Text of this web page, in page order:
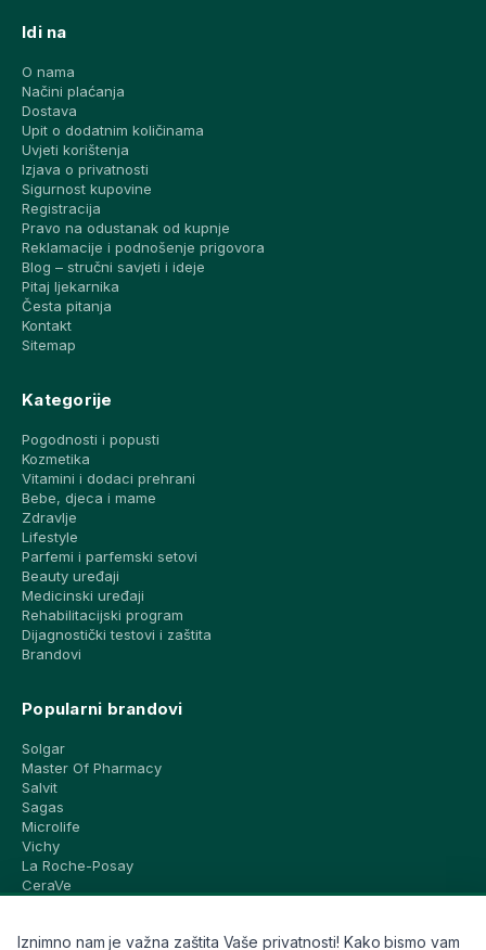
Idi na
O nama
Načini plaćanja
Dostava
Upit o dodatnim količinama
Uvjeti korištenja
Izjava o privatnosti
Sigurnost kupovine
Registracija
Pravo na odustanak od kupnje
Reklamacije i podnošenje prigovora
Blog – stručni savjeti i ideje
Pitaj ljekarnika
Česta pitanja
Kontakt
Sitemap
Kategorije
Pogodnosti i popusti
Kozmetika
Vitamini i dodaci prehrani
Bebe, djeca i mame
Zdravlje
Lifestyle
Parfemi i parfemski setovi
Beauty uređaji
Medicinski uređaji
Rehabilitacijski program
Dijagnostički testovi i zaštita
Brandovi
Popularni brandovi
Solgar
Master Of Pharmacy
Salvit
Sagas
Microlife
Vichy
La Roche-Posay
CeraVe
Bioderma
Iznimno nam je važna zaštita Vaše privatnosti! Kako bismo vam